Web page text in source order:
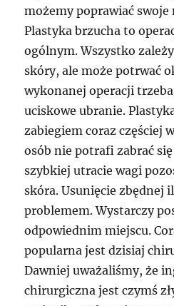
możemy poprawiać swoje
Plastyka brzucha to
ogólnym. Wszystko
skóry, ale może potrwać
wykonanej operacji trzeba
uciskowe ubranie.
zabiegiem coraz częściej
osób nie potrafi zabrać
szybkiej utracie wagi
skóra. Usunięcie zbędnej
problemem. Wystarczy
odpowiednim miejscu.
popularna jest dzisiaj
Dawniej uważaliśmy, że
chirurgiczna jest czymś